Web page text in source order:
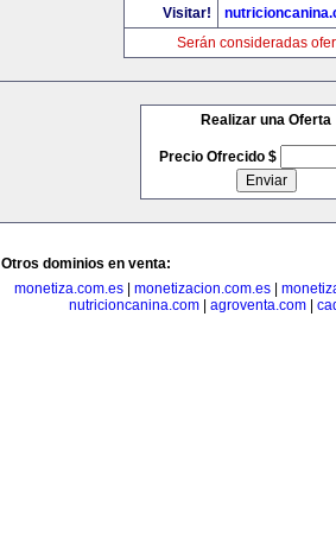
Visitar!
Serán consideradas
Realizar una Oferta
Precio Ofrecido $
Otros dominios en venta:
monetiza.com.es| monetizacion.com.es|
nutricioncanina.com| agroventa.com|